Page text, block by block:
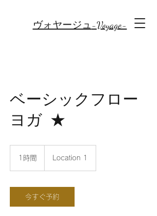
ヴォヤージュ -Voyage-
ベーシックフロー
ヨガ ★
1時間 Location 1
今すぐ予約